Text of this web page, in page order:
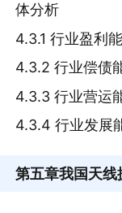
体分析
4.3.1 行业盈利
4.3.2 行业偿债
4.3.3 行业营运
4.3.4 行业发展
第五章我国天线